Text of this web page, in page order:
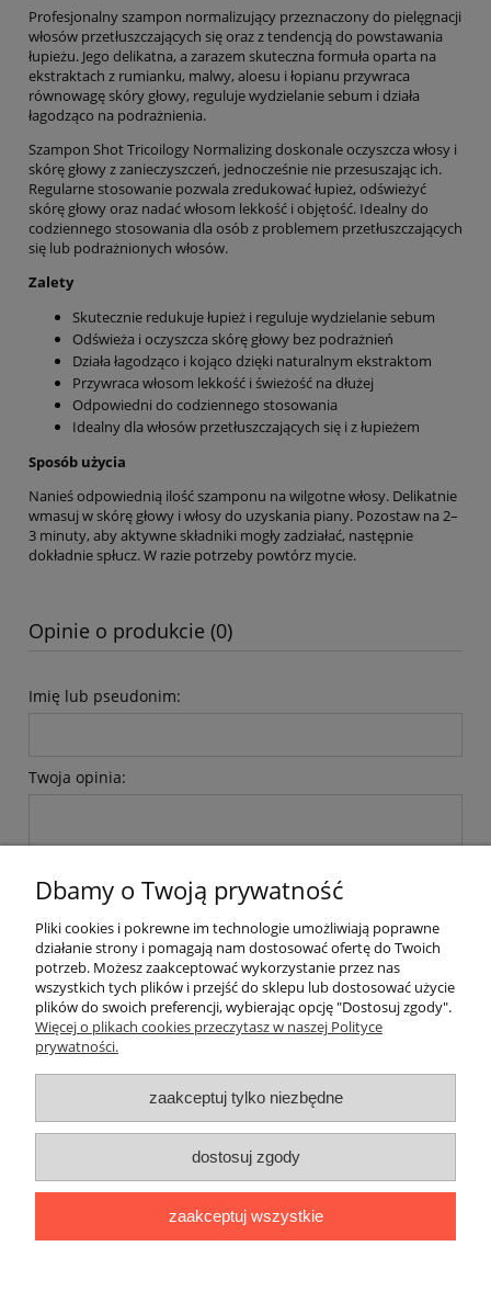
Profesjonalny szampon normalizujący przeznaczony do pielęgnacji
włosów przetłuszczających się oraz z tendencją do powstawania
łupieżu. Jego delikatna, a zarazem skuteczna formuła oparta na
ekstraktach z rumianku, malwy, aloesu i łopianu przywraca
równowagę skóry głowy, reguluje wydzielanie sebum i działa
łagodząco na podrażnienia.
Szampon Shot Tricoilogy Normalizing doskonale oczyszcza włosy i
skórę głowy z zanieczyszczeń, jednocześnie nie przesuszając ich.
Regularne stosowanie pozwala zredukować łupież, odświeżyć
skórę głowy oraz nadać włosom lekkość i objętość. Idealny do
codziennego stosowania dla osób z problemem przetłuszczających
się lub podrażnionych włosów.
Zalety
Skutecznie redukuje łupież i reguluje wydzielanie sebum
Odświeża i oczyszcza skórę głowy bez podrażnień
Działa łagodząco i kojąco dzięki naturalnym ekstraktom
Przywraca włosom lekkość i świeżość na dłużej
Odpowiedni do codziennego stosowania
Idealny dla włosów przetłuszczających się i z łupieżem
Sposób użycia
Nanieś odpowiednią ilość szamponu na wilgotne włosy. Delikatnie
wmasuj w skórę głowy i włosy do uzyskania piany. Pozostaw na 2–
3 minuty, aby aktywne składniki mogły zadziałać, następnie
dokładnie spłucz. W razie potrzeby powtórz mycie.
Opinie o produkcie (0)
Imię lub pseudonim:
Twoja opinia:
wyślij
Pomoc
Moje konto
Płatności i dostawa
Informacje
O nas
Dbamy o Twoją prywatność
Pliki cookies i pokrewne im technologie umożliwiają poprawne
działanie strony i pomagają nam dostosować ofertę do Twoich
potrzeb. Możesz zaakceptować wykorzystanie przez nas
wszystkich tych plików i przejść do sklepu lub dostosować użycie
plików do swoich preferencji, wybierając opcję "Dostosuj zgody".
Więcej o plikach cookies przeczytasz w naszej Polityce
prywatności.
zaakceptuj tylko niezbędne
dostosuj zgody
zaakceptuj wszystkie